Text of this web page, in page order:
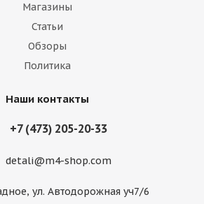
Магазины
Статьи
Обзоры
Политика
Наши контакты
+7 (473) 205-20-33
detali@m4-shop.com
ул. Автодорожная уч7/6